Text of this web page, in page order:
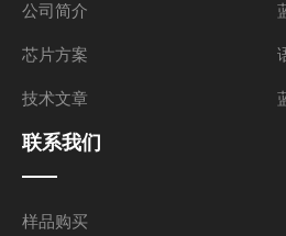
公司简介
芯片方案
技术文章
联系我们
样品购买